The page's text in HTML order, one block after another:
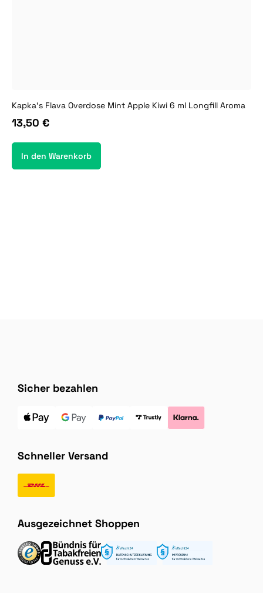
Kapka's Flava Overdose Mint Apple Kiwi 6 ml Longfill Aroma
13,50 €
In den Warenkorb
Sicher bezahlen
Schneller Versand
Ausgezeichnet Shoppen